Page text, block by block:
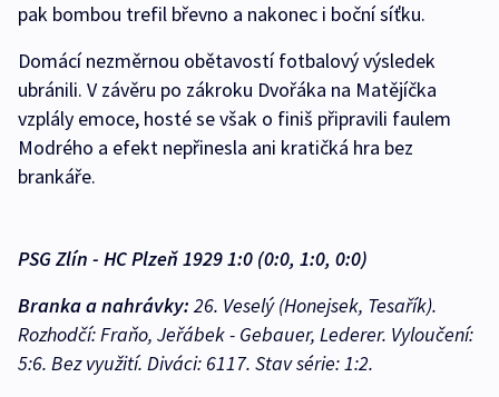
pak bombou trefil břevno a nakonec i boční síťku.
Domácí nezměrnou obětavostí fotbalový výsledek
ubránili. V závěru po zákroku Dvořáka na Matějíčka
vzplály emoce, hosté se však o finiš připravili faulem
Modrého a efekt nepřinesla ani kratičká hra bez
brankáře.
PSG Zlín - HC Plzeň 1929 1:0 (0:0, 1:0, 0:0)
Branka a nahrávky: 26. Veselý (Honejsek, Tesařík).
Rozhodčí: Fraňo, Jeřábek - Gebauer, Lederer. Vyloučení:
5:6. Bez využití. Diváci: 6117. Stav série: 1:2.